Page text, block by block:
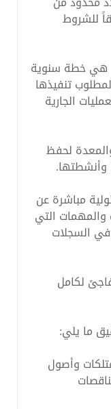
للشروط
خطة سنوية
تنفيذها
الجارية
لحفظ
وأنشطتها.
مباشرة عن
التي
السجلات
لكامل
وأصول